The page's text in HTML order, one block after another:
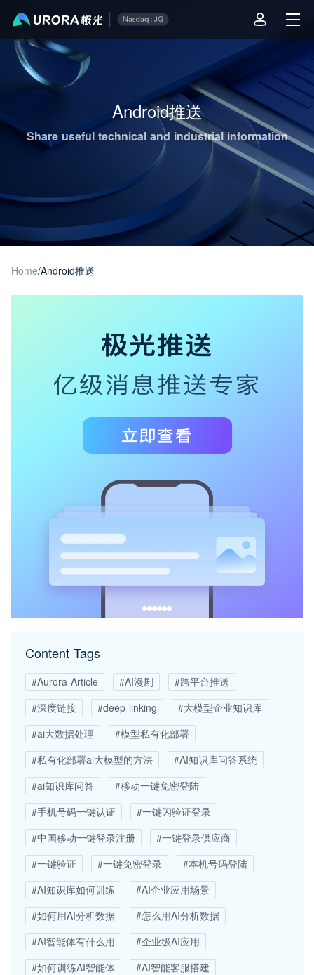
Android推送
Share useful technical and industrial information
Home/Android推送
Content Tags
#Aurora Article #AI漫剧
#跨平台推送
#深度链接
#deep linking
#大模型企业知识库
#ai大数据处理
#模型私有化部署
#私有化部署ai大模型的方法
#AI知识库问答系统
#ai知识库问答
#移动一键免密登陆
#手机号码一键认证
#一键闪验证登录
#中国移动一键登录注册
#一键登录供应商
#一键验证
#一键免密登录
#本机号码登陆
#AI知识库如何训练
#AI企业应用场景
#如何用AI分析数据
#怎么用AI分析数据
#AI智能体有什么用
#企业级AI应用
#如何训练AI智能体
#AI智能客服搭建